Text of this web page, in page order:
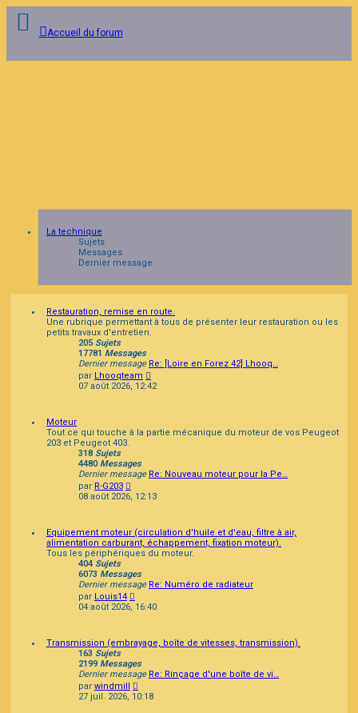
Accueil du forum
La technique
Sujets
Messages
Dernier message
Restauration, remise en route.
Une rubrique permettant à tous de présenter leur restauration ou les
petits travaux d'entretien.
205 Sujets
17781 Messages
Dernier message Re: [Loire en Forez 42] Lhooq…
par Lhooqteam
le
07 août 2026, 12:42
Moteur
Tout ce qui touche à la partie mécanique du moteur de vos Peugeot
203 et Peugeot 403.
318 Sujets
4480Messages
Dernier message Re: Nouveau moteur pour la Pe…
par R-G203
le
dernier
08 août 2026, 12:13
Equipement moteur (circulation d'huile et d'eau, filtre à air,
alimentation carburant, échappement, fixation moteur).
Tous les périphériques du moteur.
404 Sujets
6073 Messages
Dernier message Re: Numéro de radiateur
par Louis14
le
04 août 2026, 16:40
Transmission (embrayage, boîte de vitesses, transmission).
163 Sujets
2199 Messages
Dernier message Re: Rinçage d'une boîte de vi…
par windmill
le
27 juil. 2026, 10:18